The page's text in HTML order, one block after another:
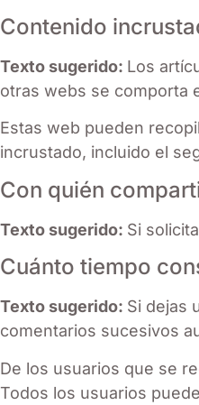
Contenido
Texto sugerido: Los
otras webs se comporta
Estas web pueden
incrustado, incluido el
Con quién
Texto sugerido: Si
Cuánto tiempo
Texto sugerido: Si dejas
comentarios sucesivos
De los usuarios que se
Todos los usuarios